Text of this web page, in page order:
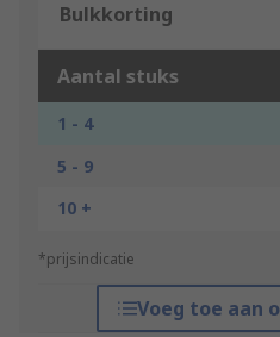
Bulkkorting
Aantal stuks
1 - 4
5 - 9
10 +
*prijsindicatie
Voeg toe aan